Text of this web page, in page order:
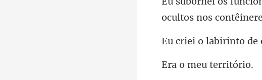
eu terr